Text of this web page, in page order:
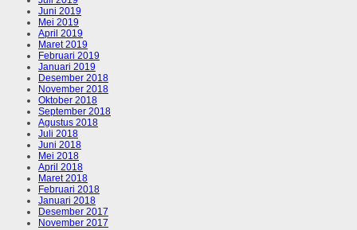
Juni 2019
Mei 2019
April 2019
Maret 2019
Februari 2019
Januari 2019
Desember 2018
November 2018
Oktober 2018
September 2018
Agustus 2018
Juli 2018
Juni 2018
Mei 2018
April 2018
Maret 2018
Februari 2018
Januari 2018
Desember 2017
November 2017